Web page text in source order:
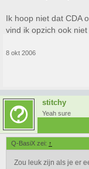
Ik hoop niet dat CDA
vind ik opzich ook
8 okt 2006
stitchy
Yeah sure
Q-BasiX zei: ↑
Zou leuk zijn als je er